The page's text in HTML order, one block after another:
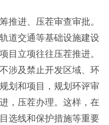
进、压茬审查审批。
道交通等基础设施建设
目立项往往压茬推进。
涉及禁止开发区域、环
划和项目，规划环评审
，压茬办理。这样，在
选线和保护措施等重要